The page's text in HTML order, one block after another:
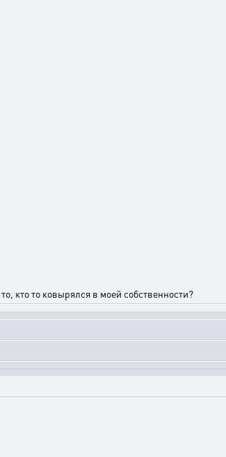
кто то ковырялся в моей собственности?